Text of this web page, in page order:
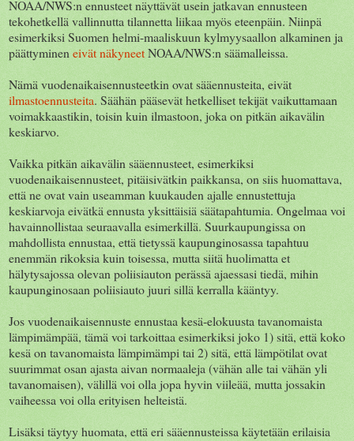
NOAA/NWS:n ennusteet näyttävät usein jatkavan ennusteen
tekohetkellä vallinnutta tilannetta liikaa myös eteenpäin. Niinpä
esimerkiksi Suomen helmi-maaliskuun kylmyysaallon alkaminen ja
päättyminen eivät näkyneetNOAA/NWS:n säämalleissa.
Nämä vuodenaikaisennusteetkin ovat sääennusteita, eivät
ilmastoennusteita. Säähän pääsevät hetkelliset tekijät vaikuttamaan
voimakkaastikin, toisin kuin ilmastoon, joka on pitkän aikavälin
keskiarvo.
Vaikka pitkän aikavälin sääennusteet, esimerkiksi
vuodenaikaisennusteet, pitäisivätkin paikkansa, on siis huomattava,
että ne ovat vain useamman kuukauden ajalle ennustettuja
keskiarvoja eivätkä ennusta yksittäisiä säätapahtumia. Ongelmaa voi
havainnollistaa seuraavalla esimerkillä. Suurkaupungissa on
mahdollista ennustaa, että tietyssä kaupunginosassa tapahtuu
enemmän rikoksia kuin toisessa, mutta siitä huolimatta et
hälytysajossa olevan poliisiauton perässä ajaessasi tiedä, mihin
kaupunginosaan poliisiauto juuri sillä kerralla kääntyy.
Jos vuodenaikaisennuste ennustaa kesä-elokuusta tavanomaista
lämpimämpää, tämä voi tarkoittaa esimerkiksi joko 1) sitä, että koko
kesä on tavanomaista lämpimämpi tai 2) sitä, että lämpötilat ovat
suurimmat osan ajasta aivan normaaleja (vähän alle tai vähän yli
tavanomaisen), välillä voi olla jopa hyvin viileää, mutta jossakin
vaiheessa voi olla erityisen helteistä.
Lisäksi täytyy huomata, että eri sääennusteissa käytetään erilaisia